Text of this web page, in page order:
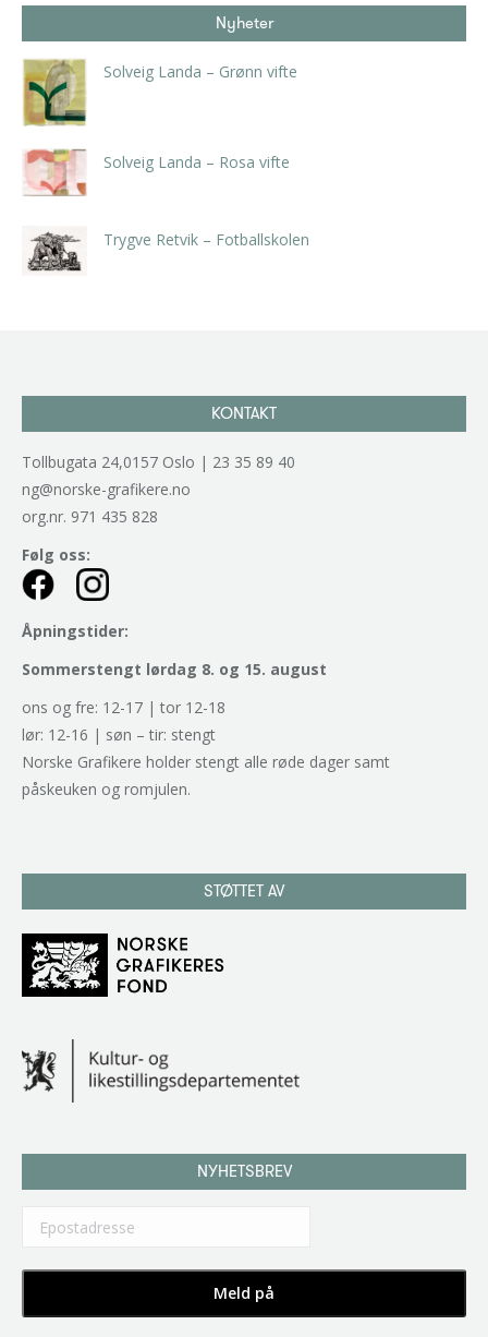
Nyheter
Solveig Landa – Grønn vifte
Solveig Landa – Rosa vifte
Trygve Retvik – Fotballskolen
KONTAKT
Tollbugata 24,0157 Oslo | 23 35 89 40
ng@norske-grafikere.no
org.nr. 971 435 828
Følg oss:
Åpningstider:
Sommerstengt lørdag 8. og 15. august
ons og fre: 12-17 | tor 12-18
lør: 12-16 | søn – tir: stengt
Norske Grafikere holder stengt alle røde dager samt
påskeuken og romjulen.
STØTTET AV
NYHETSBREV